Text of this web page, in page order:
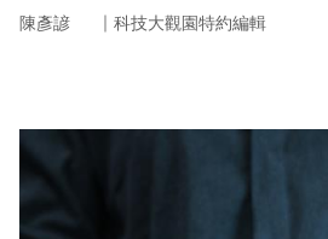
陳彥諺 ｜ 科技大觀園特約編輯